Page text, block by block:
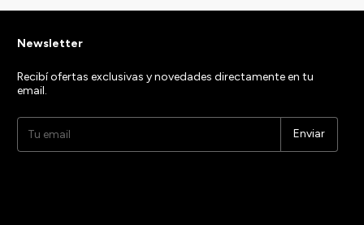
Newsletter
Recibí ofertas exclusivas y novedades directamente en tu
email.